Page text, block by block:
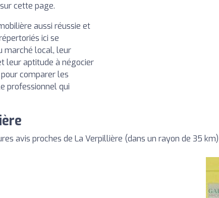
cette page.
aussi réussie et
ici se
marché local, leur
leur aptitude à négocier
comparer les
professionnel qui
avis proches de La Verpillière (dans un rayon de 35 km)